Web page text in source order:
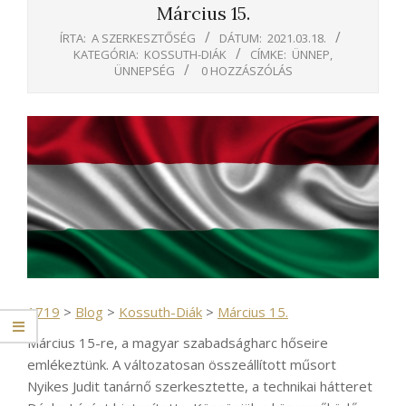
Március 15.
ÍRTA: A SZERKESZTŐSÉG DÁTUM: 2021.03.18.
KATEGÓRIA: KOSSUTH-DIÁK CÍMKE: ÜNNEP,
ÜNNEPSÉG
0 HOZZÁSZÓLÁS
1719 > Blog > Kossuth-Diák > Március 15.
Március 15-re, a magyar szabadságharc hőseire
emlékeztünk. A változatosan összeállított műsort
Nyikes Judit tanárnő szerkesztette, a technikai hátteret